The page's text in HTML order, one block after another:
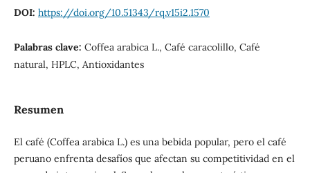
DOI: https://doi.org/10.51343/rq.v15i2.1570
Palabras clave: Coffea arabica L., Café caracolillo, Café
natural, HPLC, Antioxidantes
Resumen
El café (Coffea arabica L.) es una bebida popular, pero el café
peruano enfrenta desafíos que afectan su competitividad en el